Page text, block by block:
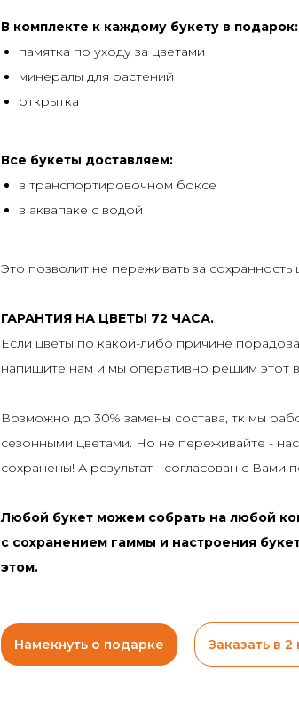
В комплекте к каждому букету в подарок:
памятка по уходу за цветами
минералы для растений
открытка
Все букеты доставляем:
в транспортировочном боксе
в аквапаке с водой
Это позволит не переживать за сохранность
ГАРАНТИЯ НА ЦВЕТЫ 72 ЧАСА.
Если цветы по какой-либо причине
напишите нам и мы оперативно решим этот
Возможно до 30% замены состава, тк мы
сезонными цветами. Но не переживайте -
сохранены! А результат - согласован с Вами
Любой букет можем собрать на любой
с сохранением гаммы и настроения
этом.
Намекнуть о подарке Заказать в 2